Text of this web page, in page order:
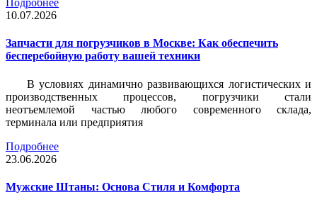
Подробнее
10.07.2026
Запчасти для погрузчиков в Москве: Как обеспечить
бесперебойную работу вашей техники
В условиях динамично развивающихся логистических и
производственных процессов, погрузчики стали
неотъемлемой частью любого современного склада,
терминала или предприятия
Подробнее
23.06.2026
Мужские Штаны: Основа Стиля и Комфорта